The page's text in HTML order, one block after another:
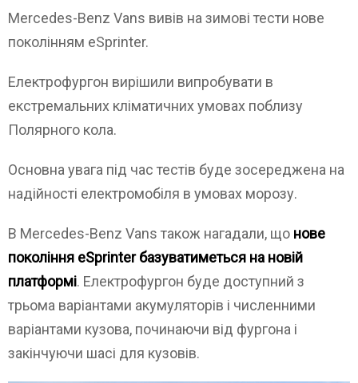
Mercedes-Benz Vans вивів на зимові тести нове
поколінням eSprinter.
Електрофургон вирішили випробувати в
екстремальних кліматичних умовах поблизу
Полярного кола.
Основна увага під час тестів буде зосереджена на
надійності електромобіля в умовах морозу.
В Mercedes-Benz Vans також нагадали, що нове
покоління eSprinter базуватиметься на новій
платформі. Електрофургон буде доступний з
трьома варіантами акумуляторів і численними
варіантами кузова, починаючи від фургона і
закінчуючи шасі для кузовів.